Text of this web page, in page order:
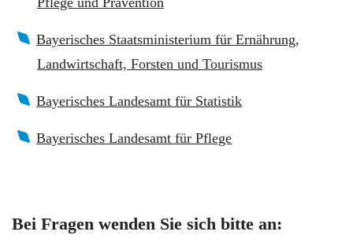
Bayerisches Staatsministerium für Ernährung,
Landwirtschaft, Forsten und Tourismus
Bayerisches Landesamt für Statistik
Bayerisches Landesamt für Pflege
Bei Fragen wenden Sie sich bitte an: